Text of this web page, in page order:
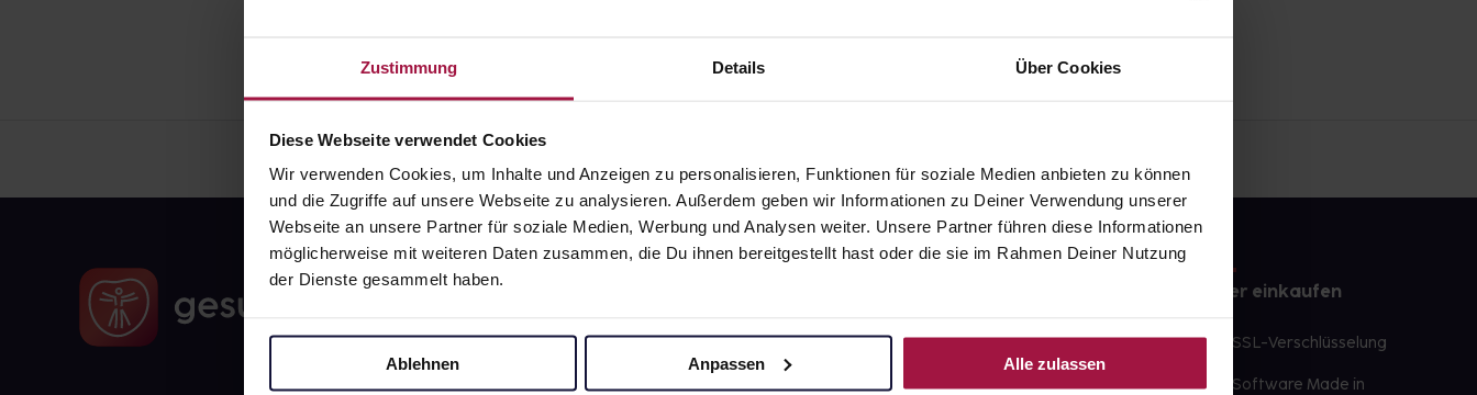
Zustimmung Details Über Cookies
Diese Webseite verwendet Cookies
Wir verwenden Cookies, um Inhalte und Anzeigen zu personalisieren, Funktionen für soziale Medien anbieten zu können
und die Zugriffe auf unsere Webseite zu analysieren. Außerdem geben wir Informationen zu Deiner Verwendung unserer
Webseite an unsere Partner für soziale Medien, Werbung und Analysen weiter. Unsere Partner führen diese Informationen
möglicherweise mit weiteren Daten zusammen, die Du ihnen bereitgestellt hast oder die sie im Rahmen Deiner Nutzung
der Dienste gesammelt haben.
Ablehnen Anpassen Alle zulassen
Über uns
Ausgewählte Wunschprodukte
sofort abholbereit
Sicher einkaufen
SSL-Verschlüsselung
Software Made in